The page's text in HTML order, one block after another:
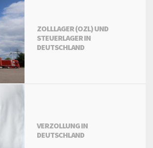
ZOLLLAGER (OZL) UND
STEUERLAGER IN
DEUTSCHLAND
VERZOLLUNG IN
DEUTSCHLAND